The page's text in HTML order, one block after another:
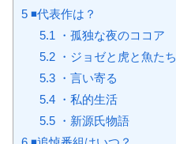
5 ◾️代表作は？
5.1 ・孤独な夜のココア
5.2・ジョゼと虎と魚たち
5.3・言い寄る
5.4・私的生活
5.5・新源氏物語